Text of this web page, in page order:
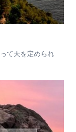
て天を定められ